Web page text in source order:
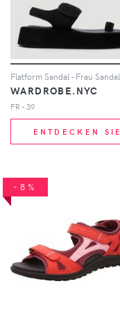
WARDROBE.NYC
FR - 39
ENTDECKEN SIE
-8%